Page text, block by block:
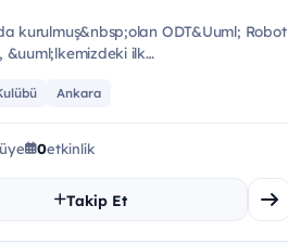
kurulmuş&nbsp;olan ODT&Uuml; Robot
&uuml;lkemizdeki ilk
Ankara
üye 0etkinlik
Takip Et